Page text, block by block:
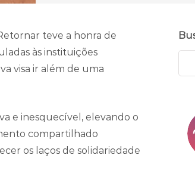
teve a honra de
às instituições
visa ir além de uma
e inesquecível, elevando o
compartilhado
os laços de solidariedade